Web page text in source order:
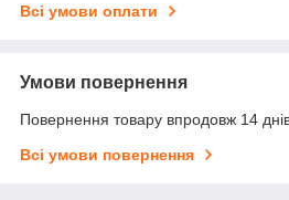
Всі умови оплати
Умови повернення
Повернення товару впродовж 14
Всі умови повернення